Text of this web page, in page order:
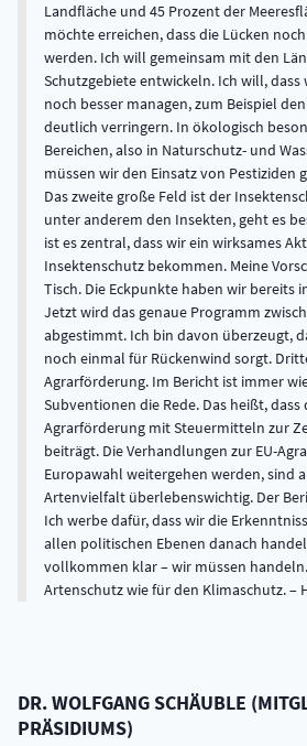
Landfläche und 45 Prozent der
möchte erreichen, dass die Lücken
werden. Ich will gemeinsam mit den
Schutzgebiete entwickeln. Ich will, dass
noch besser managen, zum Beispiel
deutlich verringern. In ökologisch
Bereichen, also in Naturschutz- und
müssen wir den Einsatz von Pestiziden
Das zweite große Feld ist der
unter anderem den Insekten, geht es
ist es zentral, dass wir ein wirksames
Insektenschutz bekommen. Meine
Tisch. Die Eckpunkte haben wir bereits
Jetzt wird das genaue Programm
abgestimmt. Ich bin davon überzeugt,
noch einmal für Rückenwind sorgt.
Agrarförderung. Im Bericht ist immer
Subventionen die Rede. Das heißt, dass
Agrarförderung mit Steuermitteln zur
beiträgt. Die Verhandlungen zur EU-
Europawahl weitergehen werden, sind
Artenvielfalt überlebenswichtig. Der
Ich werbe dafür, dass wir die
allen politischen Ebenen danach
vollkommen klar – wir müssen
Artenschutz wie für den Klimaschutz. –
DR.WOLFGANGSCHÄUBLE (
PRÄSIDIUMS)